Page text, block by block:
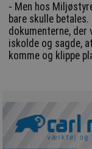
- Men hos
bare skulle
dokumenterne, der
iskolde og sagde,
komme og klippe